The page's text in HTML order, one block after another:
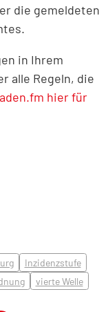
die gemeldeten
in Ihrem
alle Regeln, die
hier für
Inzidenzstufe
vierte Welle